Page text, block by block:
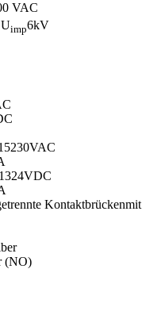
VAC
Uimp6kV
230VAC
24VDC
Kontaktbrückenmit
(NO)